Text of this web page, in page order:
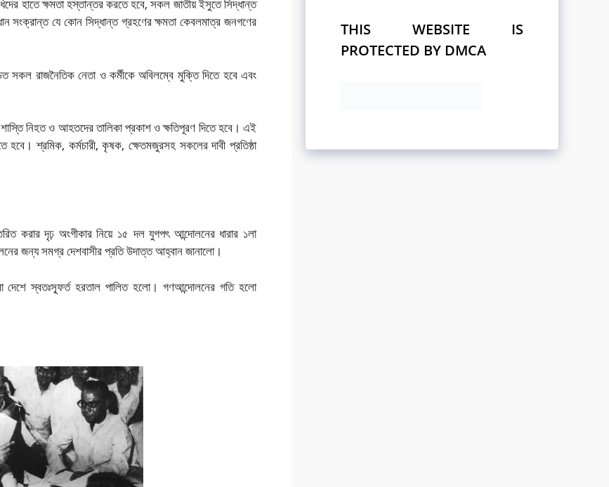
হাতে ক্ষমতা হস্তান্তর করতে হবে, সকল জাতীয় ইসুতে সিদ্ধান্ত
সংক্রান্ত যে কোন সিদ্ধান্ত গ্রহণের ক্ষমতা কেবলমাত্র জনগণের
সকল রাজনৈতিক নেতা ও কর্মীকে অবিলম্বে মুক্তি দিতে হবে এবং
নিহত ও আহতদের তালিকা প্রকাশ ও ক্ষতিপূরণ দিতে হবে। এই
হবে। শ্রমিক, কর্মচারী, কৃষক, ক্ষেতমজুরসহ সকলের দাবী প্রতিষ্ঠা
করার দৃঢ় অংগীকার নিয়ে ১৫ দল যুগপৎ আন্দোলনের ধারার ১লা
জন্য সমগ্র দেশবাসীর প্রতি উদাত্ত আহ্বান জানালো।
দেশে স্বতঃস্ফূর্ত হরতাল পালিত হলো। গণআন্দোলনের গতি হলো
THIS WEBSITE IS
PROTECTED BY DMCA